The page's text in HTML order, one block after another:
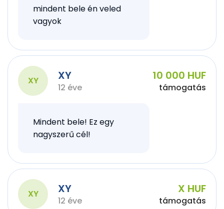
mindent bele én veled
vagyok
XY XY
12 éve
10 000 HUF
támogatás
Mindent bele! Ez egy
nagyszerű cél!
XY XY
12 éve
X HUF
támogatás